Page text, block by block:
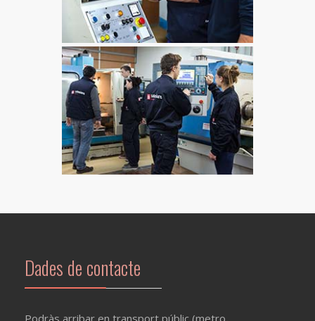
Dades de contacte
Podràs arribar en transport públic (metro,